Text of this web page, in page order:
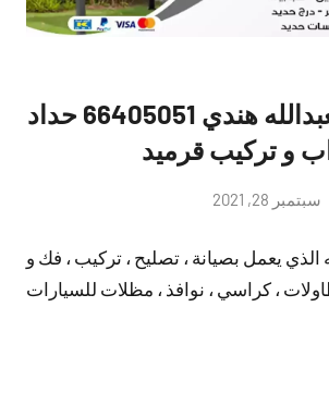
حداد سعد العبدالله هندي 66405051 حداد
و تركيب قرميد
سبتمبر 28, 2021
تعليقات
الذي يعمل بصيانة ، تصليح ، تركيب ، فك و
، كراسي ، نوافذ ، مظلات للسيارات